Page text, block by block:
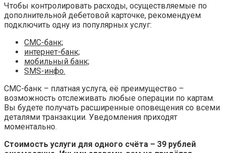
Чтобы контролировать расходы, осуществляемые по
дополнительной дебетовой карточке, рекомендуем
подключить одну из популярных услуг:
СМС-банк;
интернет-банк;
мобильный банк;
SMS-инфо.
СМС-банк – платная услуга, её преимущество –
возможность отслеживать любые операции по картам.
Вы будете получать расширенные оповещения со всеми
деталями транзакции. Уведомления приходят
моментально.
Стоимость услуги для одного счёта – 39 рублей